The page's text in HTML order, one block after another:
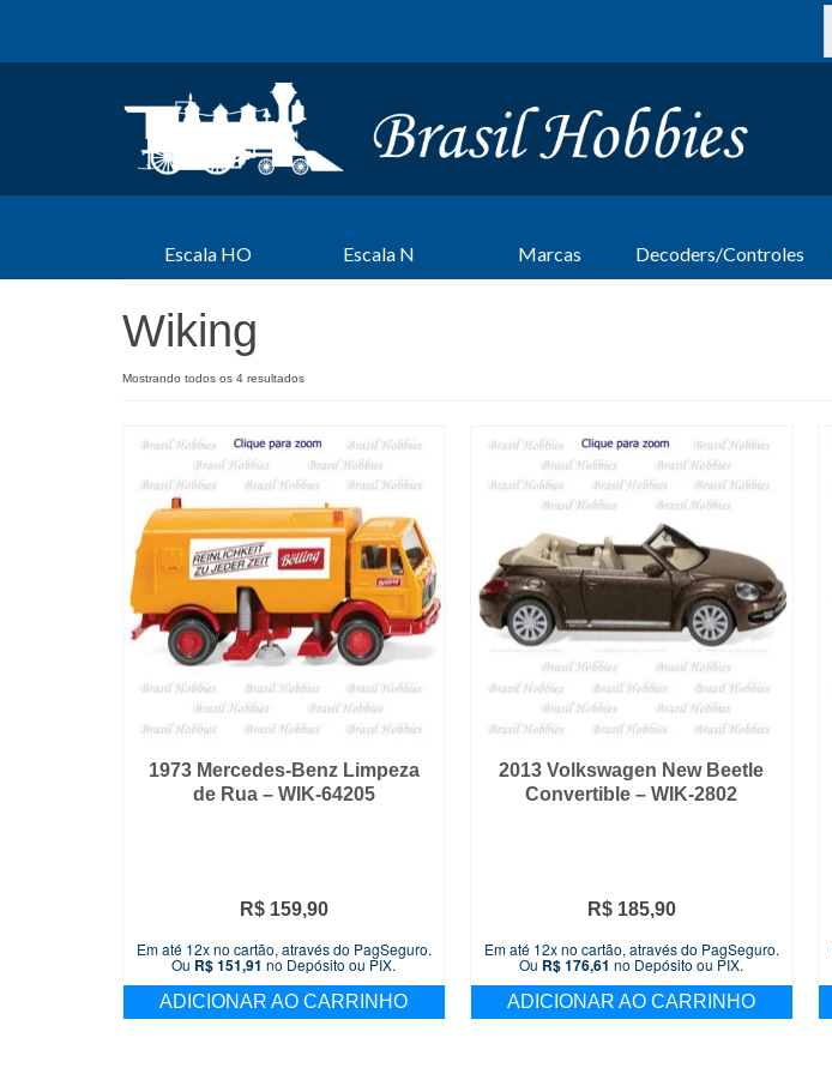
Escala HO Escala N Marcas Decoders/Controles
Wiking
Mostrando todos os 4 resultados
1973 Mercedes-Benz Limpeza
de Rua – WIK-64205
R$159,90
Em até 12x no cartão, através do PagSeguro.
Ou R$151,91 no Depósito ou PIX.
ADICIONAR AO CARRINHO
2013 Volkswagen New Beetle
Convertible – WIK-2802
R$185,90
Em até 12x no cartão, através do PagSeguro.
Ou R$176,61 no Depósito ou PIX.
ADICIONAR AO CARRINHO